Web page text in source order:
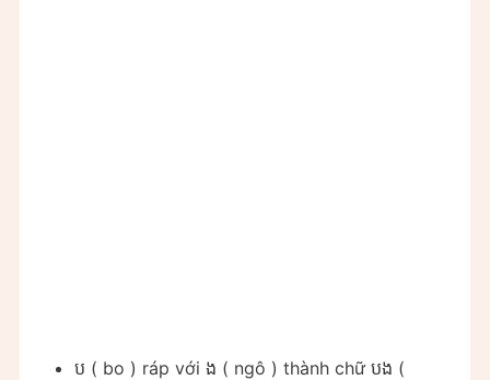
ប​ ( bo ) ráp với ង ( ngô ) thành chữ បង (